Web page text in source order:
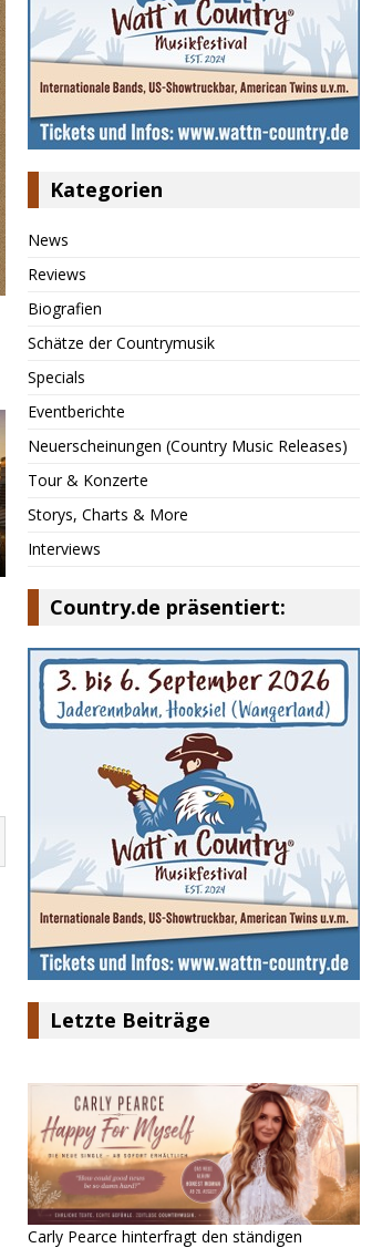
Kategorien
News
Reviews
Biografien
Schätze der Countrymusik
Specials
Eventberichte
Neuerscheinungen (Country Music Releases)
Tour & Konzerte
Storys, Charts & More
Interviews
Country.de präsentiert:
Letzte Beiträge
Carly Pearce hinterfragt den ständigen